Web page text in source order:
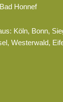
Honnef
Köln, Bonn,
Westerwald,